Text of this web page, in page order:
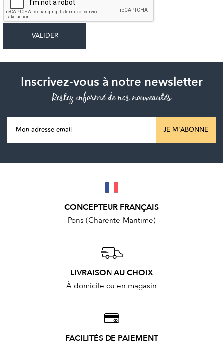
Inscrivez-vous à notre newsletter
Restez informé de nos nouveautés
JE M'ABONNE
CONCEPTEUR FRANÇAIS
Pons (Charente-Maritime)
LIVRAISON AU CHOIX
À domicile ou en magasin
FACILITÉS DE PAIEMENT